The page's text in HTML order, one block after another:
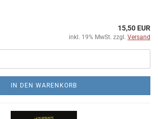
15,50 EUR
inkl. 19% MwSt. zzgl. Versand
IN DEN WARENKORB